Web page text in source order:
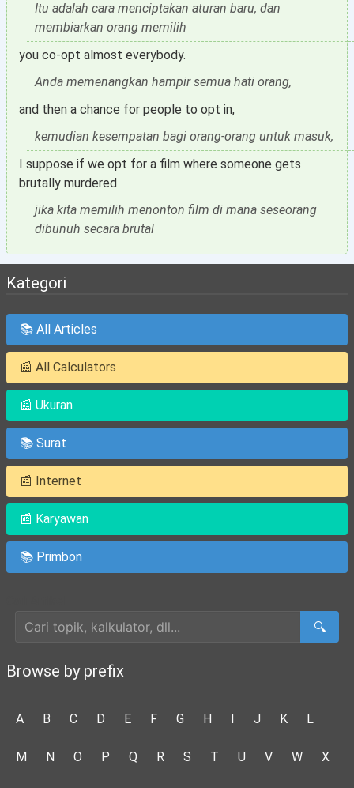
Itu adalah cara menciptakan aturan baru, dan
membiarkan orang memilih
you co-opt almost everybody.
Anda memenangkan hampir semua hati orang,
and then a chance for people to opt in,
kemudian kesempatan bagi orang-orang untuk masuk,
I suppose if we opt for a film where someone gets
brutally murdered
jika kita memilih menonton film di mana seseorang
dibunuh secara brutal
Kategori
📚 All Articles
📰 All Calculators
📰 Ukuran
📚 Surat
📰 Internet
📰 Karyawan
📚 Primbon
🔍
Browse by prefix
A B C D E F G H I J K L
M N O P Q R S T U V W X